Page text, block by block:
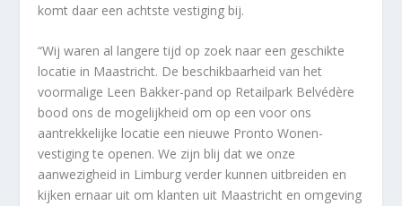
komt daar een achtste vestiging bij.
“Wij waren al langere tijd op zoek naar een geschikte
locatie in Maastricht. De beschikbaarheid van het
voormalige Leen Bakker-pand op Retailpark Belvédère
bood ons de mogelijkheid om op een voor ons
aantrekkelijke locatie een nieuwe Pronto Wonen-
vestiging te openen. We zijn blij dat we onze
aanwezigheid in Limburg verder kunnen uitbreiden en
kijken ernaar uit om klanten uit Maastricht en omgeving